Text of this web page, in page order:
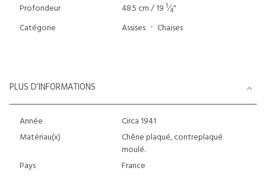
Profondeur
48.5 cm / 19 1⁄4"
Catégorie
Assises Chaises
PLUS D’INFORMATIONS
Année
Circa 1941
Matériau(x)
Chêne plaqué, contreplaqué
moulé.
Pays
France